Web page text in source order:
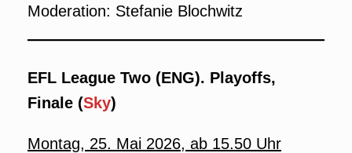
Moderation: Stefanie Blochwitz
EFL League Two (ENG). Playoffs,
Finale (Sky)
Montag, 25. Mai 2026, ab 15.50 Uhr